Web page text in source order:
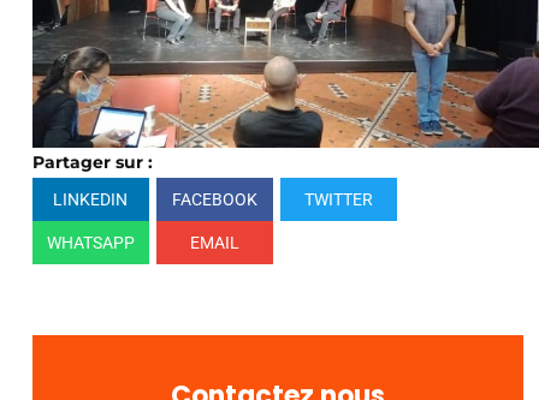
Partager sur :
LINKEDIN FACEBOOK TWITTER
WHATSAPP EMAIL